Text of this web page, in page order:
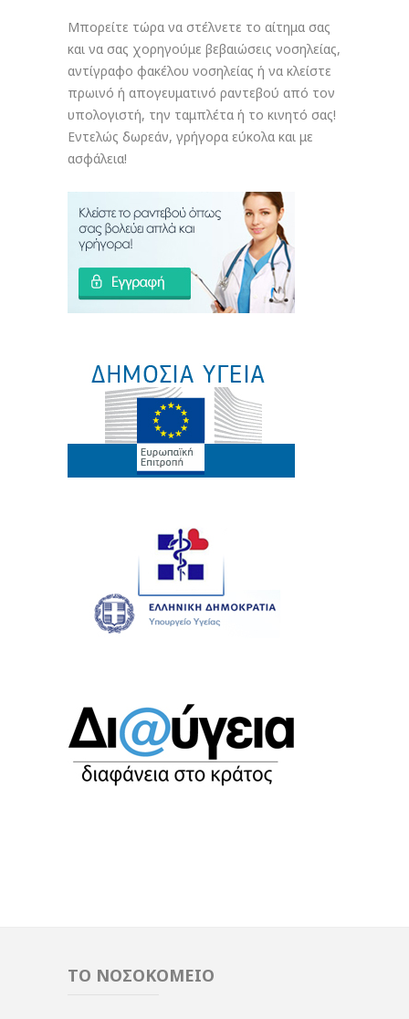
Μπορείτε τώρα να στέλνετε το αίτημα σας
και να σας χορηγούμε βεβαιώσεις νοσηλείας,
αντίγραφο φακέλου νοσηλείας ή να κλείστε
πρωινό ή απογευματινό ραντεβού από τον
υπολογιστή, την ταμπλέτα ή το κινητό σας!
Εντελώς δωρεάν, γρήγορα εύκολα και με
ασφάλεια!
ΤΟ ΝΟΣΟΚΟΜΕΙΟ